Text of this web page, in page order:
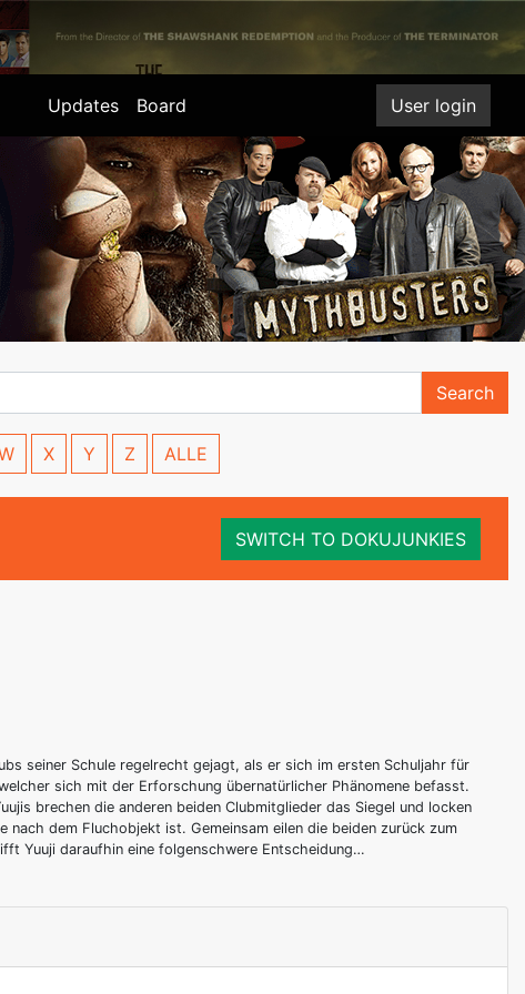
Updates Board User login
Search
X Y Z ALLE
SWITCH TO DOKUJUNKIES
seiner Schule regelrecht gejagt, als er sich im ersten Schuljahr für
sich mit der Erforschung übernatürlicher Phänomene befasst.
brechen die anderen beiden Clubmitglieder das Siegel und locken
dem Fluchobjekt ist. Gemeinsam eilen die beiden zurück zum
Yuuji daraufhin eine folgenschwere Entscheidung…